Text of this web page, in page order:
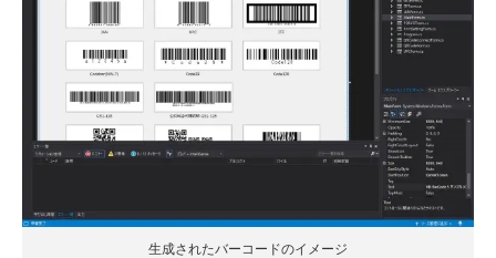
生成されたバーコードのイメージ